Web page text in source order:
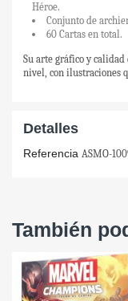
Héroe.
Conjunto de
60 Cartas en total.
Su arte gráfico y
nivel, con ilustraciones
Detalles
Referencia ASMO-
También